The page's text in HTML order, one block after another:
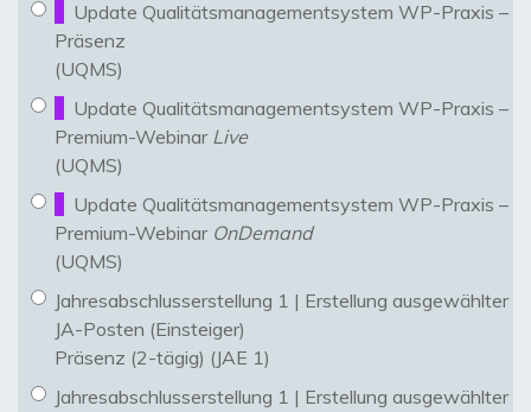
Update Qualitätsmanagementsystem WP-Praxis –
Präsenz
(UQMS)
Update Qualitätsmanagementsystem WP-Praxis –
Premium-Webinar Live
(UQMS)
Update Qualitätsmanagementsystem WP-Praxis –
Premium-Webinar OnDemand
(UQMS)
Jahresabschlusserstellung 1 | Erstellung ausgewählter
JA-Posten (Einsteiger)
Präsenz (2-tägig) (JAE 1)
Jahresabschlusserstellung 1 | Erstellung ausgewählter